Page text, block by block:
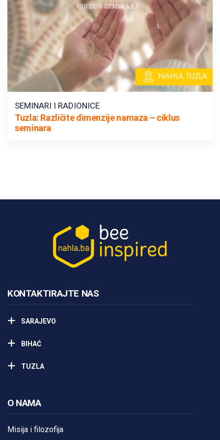
SEMINARI I RADIONICE
Tuzla: Različite dimenzije namaza – ciklus
seminara
KONTAKTIRAJTE NAS
SARAJEVO
BIHAĆ
TUZLA
O NAMA
Misija i filozofija